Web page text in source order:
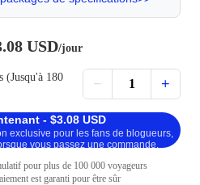
USD/jour
(Jusqu'à 180
− 1 +
- $3.08 USD
exclusive pour les fans de blogueurs,
vous passez une commande.
pour plus de 100 000 voyageurs
est garanti pour être sûr